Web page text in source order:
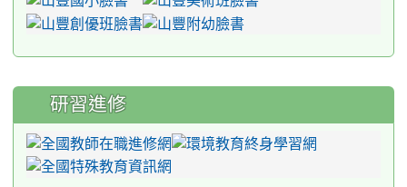
研習進修